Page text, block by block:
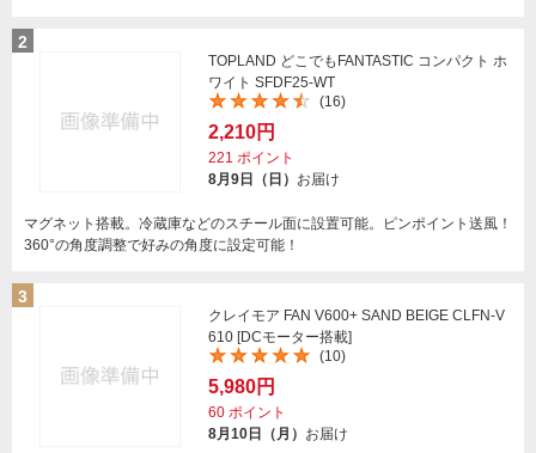
2
TOPLAND どこでもFANTASTIC コンパクト ホ
ワイト SFDF25-WT
(16)
2,210円
221 ポイント
8月9日（日） お届け
マグネット搭載。冷蔵庫などのスチール面に設置可能。ピンポイント送風！
360°の角度調整で好みの角度に設定可能！
3
クレイモア FAN V600+ SAND BEIGE CLFN-V
610 [DCモーター搭載]
(10)
5,980円
60 ポイント
8月10日（月） お届け